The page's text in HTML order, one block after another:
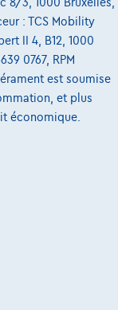
8/3, 1000 Bruxelles,
: TCS Mobility
II 4, B12, 1000
0767, RPM
est soumise
et plus
économique.